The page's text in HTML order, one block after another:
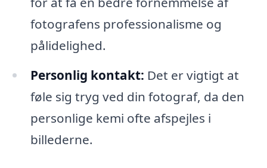
fotografens professionalisme og
pålidelighed.
Personlig kontakt: Det er vigtigt at
føle sig tryg ved din fotograf, da den
personlige kemi ofte afspejles i
billederne.